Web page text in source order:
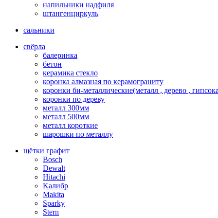
напильники надфиля
штангенциркуль
сальники
свёрла
балеринка
бетон
керамика стекло
коронка алмазная по керамограниту
коронки би-металлические(металл , дерево ,
коронки по дереву
металл 300мм
металл 500мм
металл короткие
шарошки по металлу
щётки графит
Bosch
Dewalt
Hitachi
Kалибр
Makita
Sparky
Stern